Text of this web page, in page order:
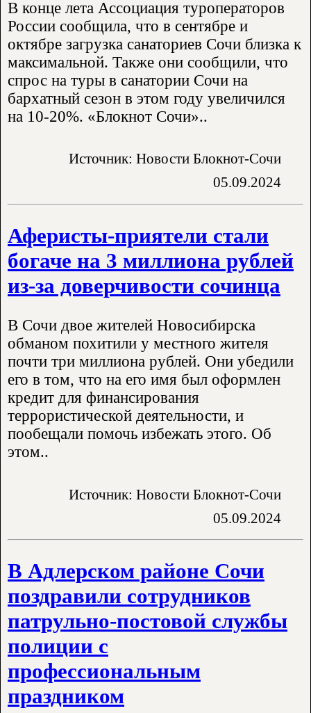
В конце лета Ассоциация туроператоров
России сообщила, что в сентябре и
октябре загрузка санаториев Сочи близка к
максимальной. Также они сообщили, что
спрос на туры в санатории Сочи на
бархатный сезон в этом году увеличился
на 10-20%. «Блокнот Сочи»..
Источник: Новости Блокнот-Сочи
05.09.2024
Аферисты-приятели стали
богаче на 3 миллиона рублей
из-за доверчивости сочинца
В Сочи двое жителей Новосибирска
обманом похитили у местного жителя
почти три миллиона рублей. Они убедили
его в том, что на его имя был оформлен
кредит для финансирования
террористической деятельности, и
пообещали помочь избежать этого. Об
этом..
Источник: Новости Блокнот-Сочи
05.09.2024
В Адлерском районе Сочи
поздравили сотрудников
патрульно-постовой службы
полиции с
профессиональным
праздником